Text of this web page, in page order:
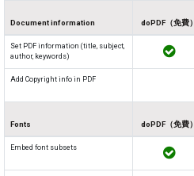
Document information doPDF（免費）
Set PDF information (title, subject,
author, keywords)
Add Copyright info in PDF
Fonts doPDF（免費）
Embed font subsets